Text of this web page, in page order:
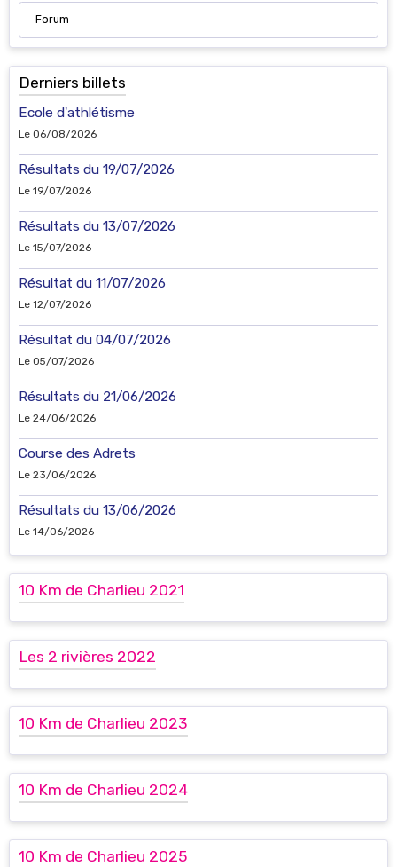
Forum
Derniers billets
Ecole d'athlétisme
Le 06/08/2026
Résultats du 19/07/2026
Le 19/07/2026
Résultats du 13/07/2026
Le 15/07/2026
Résultat du 11/07/2026
Le 12/07/2026
Résultat du 04/07/2026
Le 05/07/2026
Résultats du 21/06/2026
Le 24/06/2026
Course des Adrets
Le 23/06/2026
Résultats du 13/06/2026
Le 14/06/2026
10 Km de Charlieu 2021
Les 2 rivières 2022
10 Km de Charlieu 2023
10 Km de Charlieu 2024
10 Km de Charlieu 2025